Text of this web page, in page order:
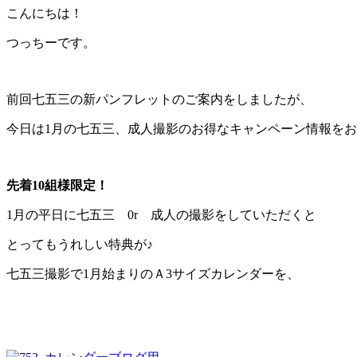
こんにちは！
つっちーです。
前回七五三の新パンフレットのご案内をしましたが、
今日は1月の七五三、成人撮影のお得なキャンペーン情報を
先着10組様限定！
1月の平日に七五三 0r 成人の撮影をしていただくと
とってもうれしい特典が♪
七五三撮影で1月始まりのＡ3サイズカレンダーを、